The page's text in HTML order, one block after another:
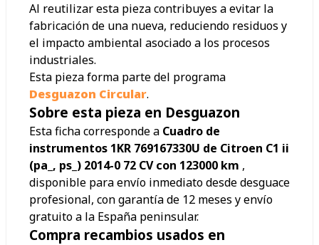
Al reutilizar esta pieza contribuyes a evitar la
fabricación de una nueva, reduciendo residuos y
el impacto ambiental asociado a los procesos
industriales.
Esta pieza forma parte del programa
Desguazon Circular.
Sobre esta pieza en Desguazon
Esta ficha corresponde a Cuadro de
instrumentos 1KR 769167330U de Citroen C1 ii
(pa_, ps_) 2014-0 72 CV con 123000 km ,
disponible para envío inmediato desde desguace
profesional, con garantía de 12 meses y envío
gratuito a la España peninsular.
Compra recambios usados en